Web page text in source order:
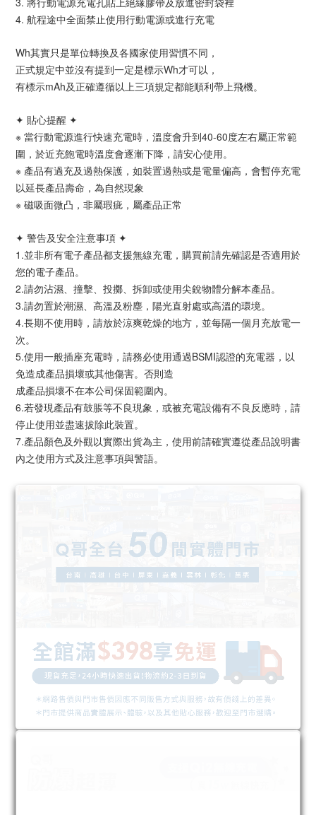
4. 航程途中全面禁止使用行動電源或進行充電
Wh其實只是單位轉換及各國家使用習慣不同，
正式規定中並沒有提到一定是標示Wh才可以，
有標示mAh及正確遵循以上三項規定都能順利帶上飛機。
✦ 貼心提醒 ✦
※ 當行動電源進行快速充電時，溫度會升到40-60度左右屬正常範
圍，於近充飽電時溫度會逐漸下降，請安心使用。
※ 產品有過充及過熱保護，如裝置過熱或是電量偏高，會暫停充電
以延長產品壽命，為自然現象
※ 磁吸面微凸，非屬瑕疵，屬產品正常
✦ 警告及安全注意事項 ✦
1.並非所有電子產品都支援無線充電，購買前請先確認是否適用於
您的電子產品。
2.請勿沾濕、撞擊、投擲、拆卸或使用尖銳物體分解本產品。
3.請勿置於潮濕、高溫及粉塵，陽光直射處或高溫的環境。
4.長期不使用時，請放於涼爽乾燥的地方，並每隔一個月充放電一
次。
5.使用一般插座充電時，請務必使用通過BSMI認證的充電器，以
免造成產品損壞或其他傷害。否則造
成產品損壞不在本公司保固範圍內。
6.若發現產品有鼓脹等不良現象，或被充電設備有不良反應時，請
停止使用並盡速拔除此裝置。
7.產品顏色及外觀以實際出貨為主，使用前請確實遵從產品說明書
內之使用方式及注意事項與警語。